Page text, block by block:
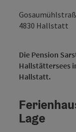
4830 Hallstatt
Die Pension
Hallstättersees
Hallstatt.
Lage